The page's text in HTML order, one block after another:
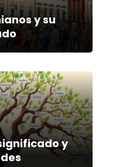
y su
y